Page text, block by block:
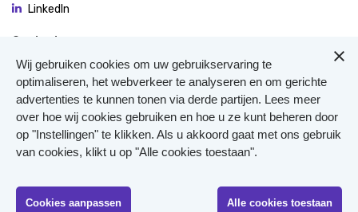
LinkedIn
Contact
De Molen 94
3995 AX Houten
0306348900
Meer contact
Veterinair Vangnet
Pers
KvK 40477835
Wij gebruiken cookies om uw gebruikservaring te
optimaliseren, het webverkeer te analyseren en om gerichte
advertenties te kunnen tonen via derde partijen. Lees meer
over hoe wij cookies gebruiken en hoe u ze kunt beheren door
op "Instellingen" te klikken. Als u akkoord gaat met ons gebruik
van cookies, klikt u op "Alle cookies toestaan".
Cookies aanpassen Alle cookies toestaan